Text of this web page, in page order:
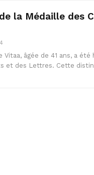
la Médaille des
Vitaa, âgée de 41 ans, a
et des Lettres. Cette